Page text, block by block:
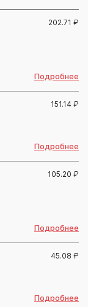
202.71 ₽
Подробнее
151.14 ₽
Подробнее
105.20 ₽
Подробнее
45.08 ₽
Подробнее